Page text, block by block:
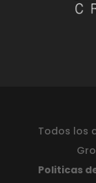
Todos los
Politicas